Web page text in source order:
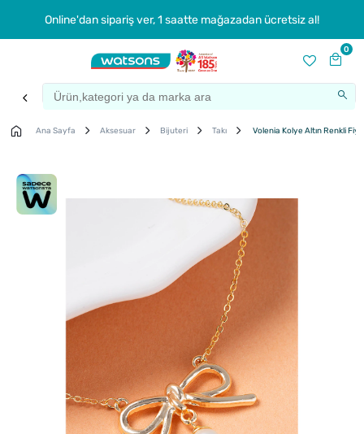
Online'dan sipariş ver, 1 saatte mağazadan ücretsiz al!
0
Ana Sayfa Aksesuar Bijuteri Takı Volenia Kolye Altın Renkli